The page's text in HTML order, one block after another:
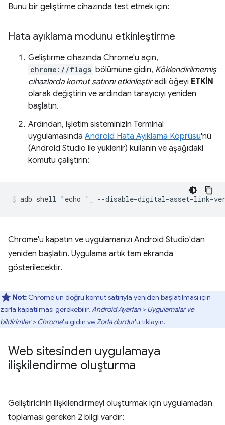
Bunu bir geliştirme cihazında test etmek için:
Hata ayıklama modunu etkinleştirme
Geliştirme cihazında Chrome'u açın,
chrome://flags bölümüne gidin, Köklendirilmemiş
cihazlarda komut satırını etkinleştiradlı öğeyi ETKİN
olarak değiştirin ve ardından tarayıcıyı yeniden
başlatın.
Ardından, işletim sisteminizin Terminal
uygulamasında Android Hata Ayıklama Köprüsü'nü
(Android Studio ile yüklenir) kullanın ve aşağıdaki
komutu çalıştırın:
Chrome'u kapatın ve uygulamanızı Android Studio'dan
yeniden başlatın. Uygulama artık tam ekranda
gösterilecektir.
Not: Chrome'un doğru komut satırıyla yeniden başlatılması için
zorla kapatılması gerekebilir. Android Ayarları > Uygulamalar ve
bildirimler > Chrome'a gidin veZorla durdur'u tıklayın.
Web sitesinden uygulamaya
ilişkilendirme oluşturma
Geliştiricinin ilişkilendirmeyi oluşturmak için uygulamadan
toplaması gereken 2 bilgi vardır: